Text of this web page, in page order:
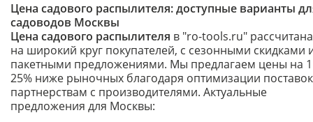
Цена садового распылителя: доступные варианты
садоводов Москвы
Цена садового распылителя в "ro-tools.ru" рассчитана
на широкий круг покупателей, с сезонными скидками
пакетными предложениями. Мы предлагаем цены на
25% ниже рыночных благодаря оптимизации
партнерствам с производителями. Актуальные
предложения для Москвы: